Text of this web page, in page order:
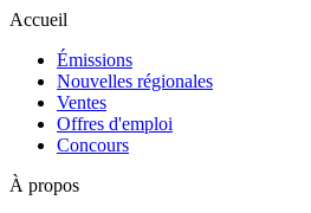
Accueil
Émissions
Nouvelles régionales
Ventes
Offres d'emploi
Concours
À propos